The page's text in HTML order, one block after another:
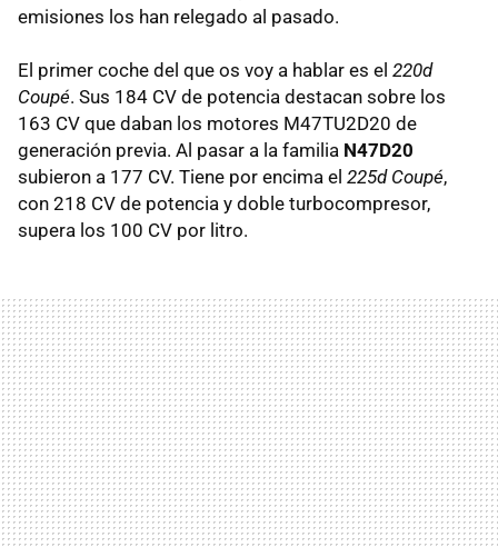
emisiones los han relegado al pasado.
El primer coche del que os voy a hablar es el 220d
Coupé. Sus 184 CV de potencia destacan sobre los
163 CV que daban los motores M47TU2D20 de
generación previa. Al pasar a la familia N47D20
subieron a 177 CV. Tiene por encima el 225d Coupé,
con 218 CV de potencia y doble turbocompresor,
supera los 100 CV por litro.